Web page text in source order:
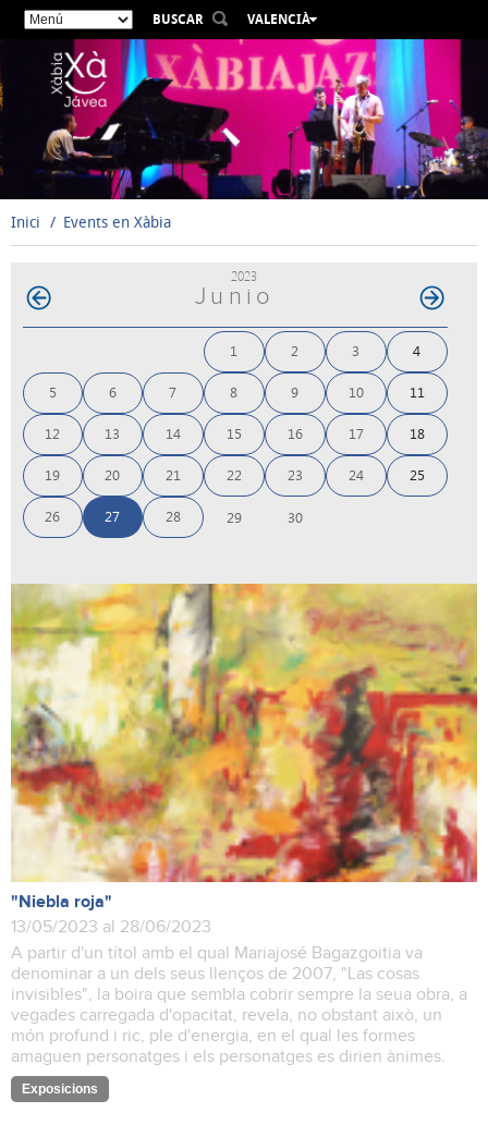
BUSCAR
VALENCIÀ
ESPAÑOL
ENGLISH
DEUTSCH
РУССКИЙ
Inici Events en Xàbia
2023
Junio
1 2 3 4
5 6 7 8 9 10 11
12 13 14 15 16 17 18
19 20 21 22 23 24 25
26 27 28 29 30
"Niebla roja"
13/05/2023 al 28/06/2023
A partir d'un títol amb el qual Mariajosé Bagazgoitia va
denominar a un dels seus llenços de 2007, "Las cosas
invisibles", la boira que sembla cobrir sempre la seua obra, a
vegades carregada d'opacitat, revela, no obstant això, un
món profund i ric, ple d'energia, en el qual les formes
amaguen personatges i els personatges es dirien ànimes.
Exposicions